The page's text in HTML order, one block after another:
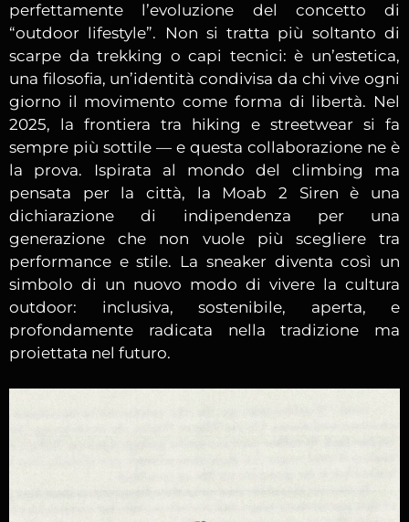
perfettamente l’evoluzione del concetto di
“outdoor lifestyle”. Non si tratta più soltanto di
scarpe da trekking o capi tecnici: è un’estetica,
una filosofia, un’identità condivisa da chi vive ogni
giorno il movimento come forma di libertà. Nel
2025, la frontiera tra hiking e streetwear si fa
sempre più sottile — e questa collaborazione ne è
la prova. Ispirata al mondo del climbing ma
pensata per la città, la Moab 2 Siren è una
dichiarazione di indipendenza per una
generazione che non vuole più scegliere tra
performance e stile. La sneaker diventa così un
simbolo di un nuovo modo di vivere la cultura
outdoor: inclusiva, sostenibile, aperta, e
profondamente radicata nella tradizione ma
proiettata nel futuro.